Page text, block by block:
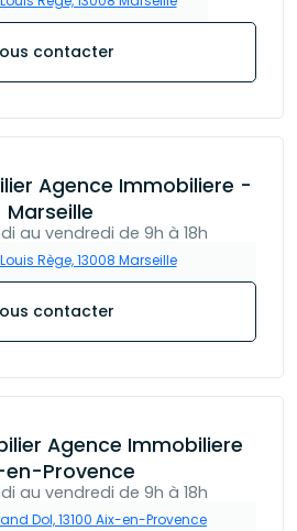
contacter
Marseille
au vendredi de 9h à 18h
Rège, 13008 Marseille
contacter
en-Provence
au vendredi de 9h à 18h
Dol, 13100 Aix-en-Provence